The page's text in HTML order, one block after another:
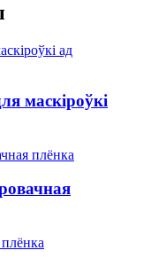
маскіроўкі